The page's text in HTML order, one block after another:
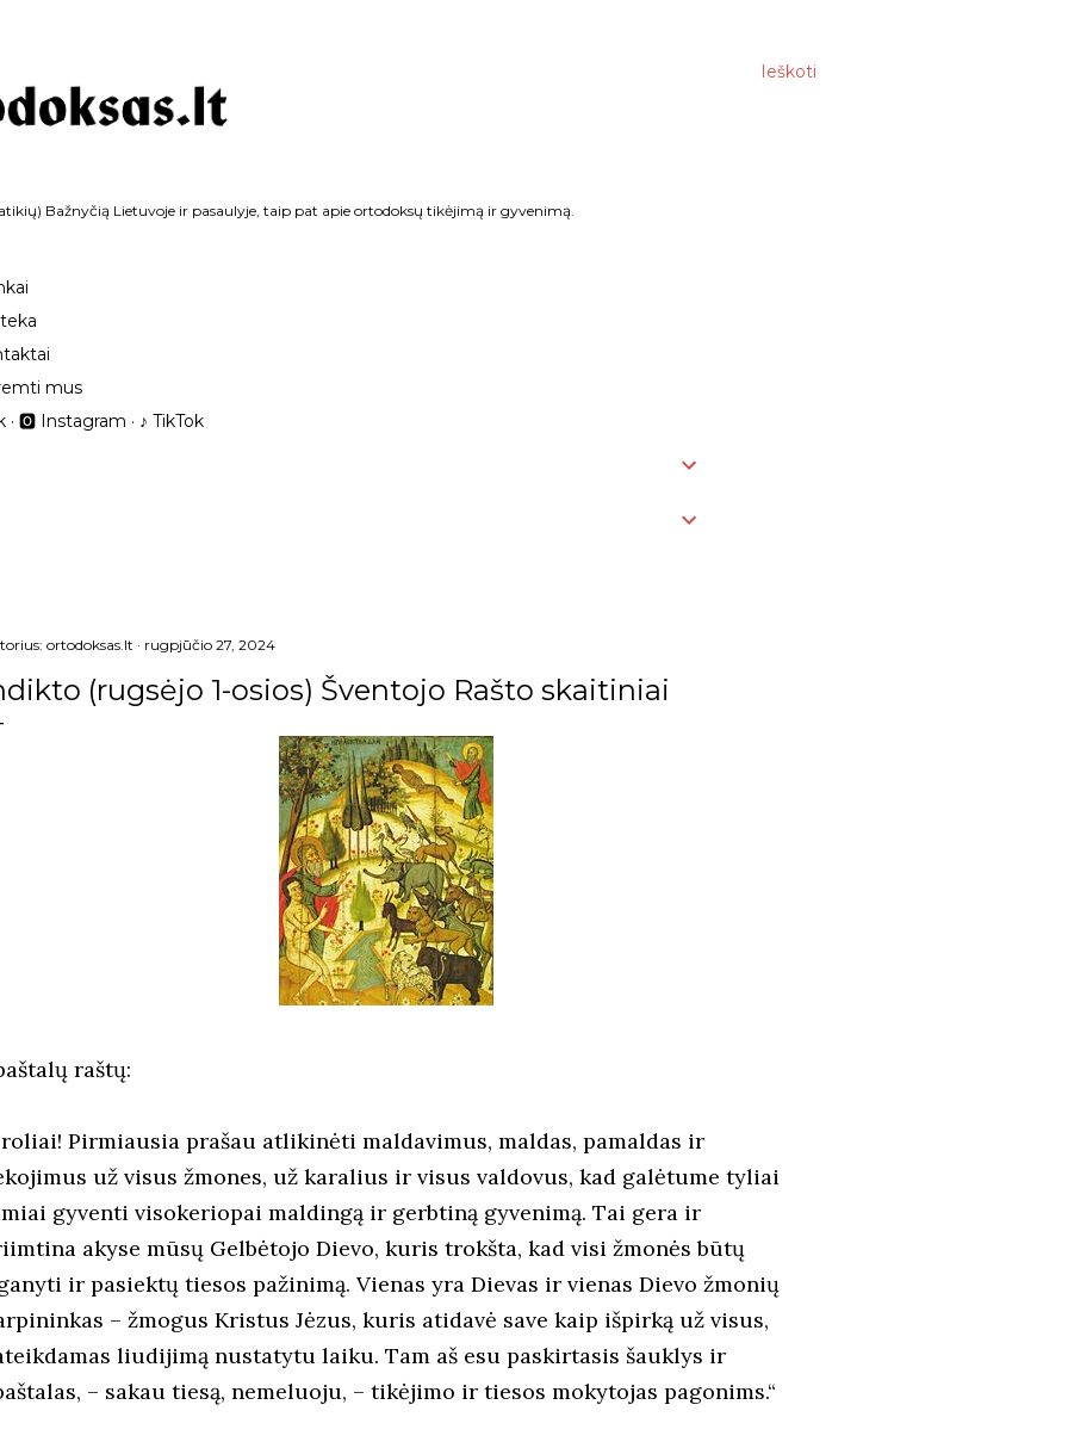
Ieškoti
Bažnyčią Lietuvoje ir pasaulyje, taip pat apie ortodoksų tikėjimą ir gyvenimą.
mus
🅾 Instagram ‎♪ TikTok
ortodoksas.lt rugpjūčio 27, 2024
(rugsėjo 1-osios) Šventojo Rašto skaitiniai
raštų:
Pirmiausia prašau atlikinėti maldavimus, maldas, pamaldas ir
už visus žmones, už karalius ir visus valdovus, kad galėtume tyliai
gyventi visokeriopai maldingą ir gerbtiną gyvenimą. Tai gera ir
akyse mūsų Gelbėtojo Dievo, kuris trokšta, kad visi žmonės būtų
ir pasiektų tiesos pažinimą. Vienas yra Dievas ir vienas Dievo žmonių
– žmogus Kristus Jėzus, kuris atidavė save kaip išpirką už visus,
liudijimą nustatytu laiku. Tam aš esu paskirtasis šauklys ir
– sakau tiesą, nemeluoju, – tikėjimo ir tiesos mokytojas pagonims.“